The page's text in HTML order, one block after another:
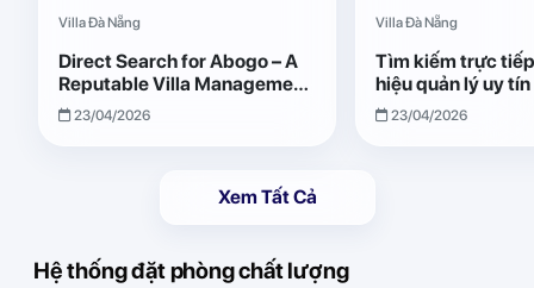
Villa Đà Nẵng
Direct Search for Abogo – A
Reputable Villa Management
Brand with Transparent and
Effective Operations
23/04/2026
Villa Đà Nẵng
Tìm kiếm trực
hiệu quản lý uy
Giải pháp vận
quả, minh bạch
23/04/2026
Xem Tất Cả
Hệ thống đặt phòng chất lượng